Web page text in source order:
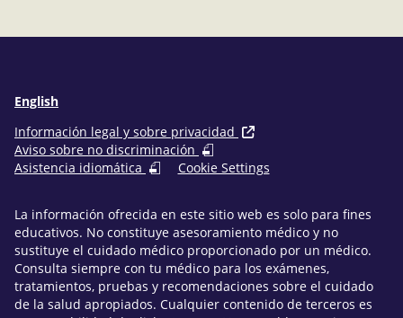
English
Información legal y sobre privacidad
Aviso sobre no discriminación
Asistencia idiomática
Cookie Settings
La información ofrecida en este sitio web es solo para fines
educativos. No constituye asesoramiento médico y no
sustituye el cuidado médico proporcionado por un médico.
Consulta siempre con tu médico para los exámenes,
tratamientos, pruebas y recomendaciones sobre el cuidado
de la salud apropiados. Cualquier contenido de terceros es